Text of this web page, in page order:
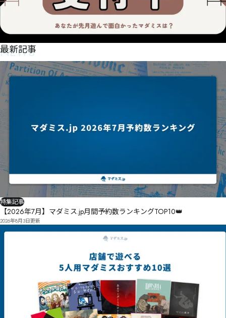
NEWS
最新記事
特集記事
【2026年7月】マダミス.jp月間予約数ランキングTOP10👑
2026年8月3日更新